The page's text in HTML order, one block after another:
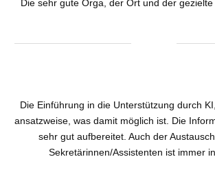
Die sehr gute Orga, der Ort und der gezielte
Die Einführung in die Unterstützung durch
ansatzweise, was damit möglich ist. Die
sehr gut aufbereitet. Auch der
Sekretärinnen/Assistenten ist immer